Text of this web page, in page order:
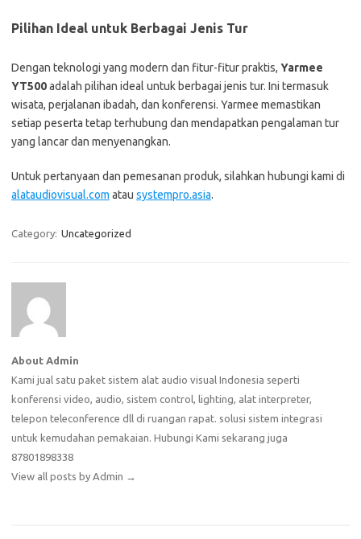
Pilihan Ideal untuk Berbagai Jenis Tur
Dengan teknologi yang modern dan fitur-fitur praktis, Yarmee
YT500adalah pilihan ideal untuk berbagai jenis tur. Ini termasuk
wisata, perjalanan ibadah, dan konferensi. Yarmee memastikan
setiap peserta tetap terhubung dan mendapatkan pengalaman tur
yang lancar dan menyenangkan.
Untuk pertanyaan dan pemesanan produk, silahkan hubungi kami di
alataudiovisual.com atau systempro.asia.
Category: Uncategorized
About Admin
Kami jual satu paket sistem alat audio visual Indonesia seperti
konferensi video, audio, sistem control, lighting, alat interpreter,
telepon teleconference dll di ruangan rapat. solusi sistem integrasi
untuk kemudahan pemakaian. Hubungi Kami sekarang juga
87801898338
View all posts by Admin →